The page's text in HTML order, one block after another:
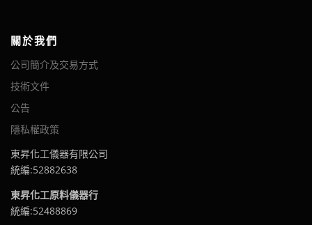
關於我們
公司簡介及交易方式
技術文件
公告
隱私權政策
東昇化工儀器有限公司
統編:52882638
東昇化工原料儀器行
統編:52488869